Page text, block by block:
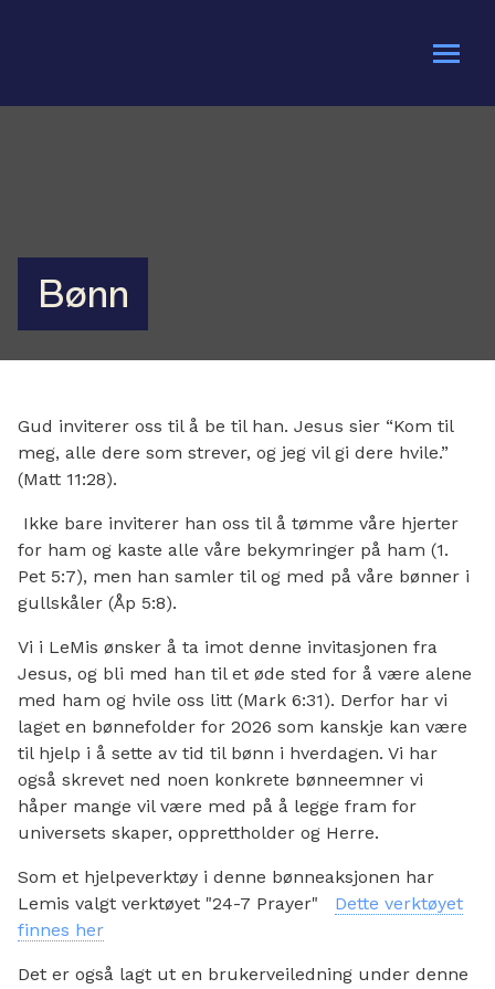
Kalender
Bønn
Gud inviterer oss til å be til han. Jesus sier “Kom til
meg, alle dere som strever, og jeg vil gi dere hvile.”
(Matt 11:28).
Ikke bare inviterer han oss til å tømme våre hjerter
for ham og kaste alle våre bekymringer på ham (1.
Pet 5:7), men han samler til og med på våre bønner i
gullskåler (Åp 5:8).
Vi i LeMis ønsker å ta imot denne invitasjonen fra
Jesus, og bli med han til et øde sted for å være alene
med ham og hvile oss litt (Mark 6:31). Derfor har vi
laget en bønnefolder for 2026 som kanskje kan være
til hjelp i å sette av tid til bønn i hverdagen. Vi har
også skrevet ned noen konkrete bønneemner vi
håper mange vil være med på å legge fram for
universets skaper, opprettholder og Herre.
Som et hjelpeverktøy i denne bønneaksjonen har
Lemis valgt verktøyet "24-7 Prayer" Dette verktøyet
finnes her
Det er også lagt ut en brukerveiledning under denne